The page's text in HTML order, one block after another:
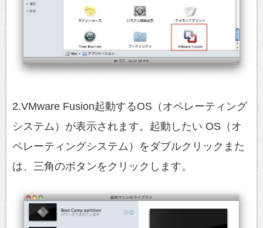
2.VMware Fusion起動するOS（オペレーティング
システム）が表示されます。起動したい OS（オ
ペレーティングシステム）をダブルクリックまた
は、三角のボタンをクリックします。